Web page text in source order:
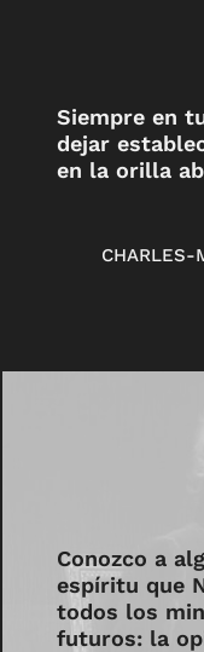
Siempre en
dejar
en la orilla
CHARLES-
Conozco a
espíritu que
todos los
futuros: la